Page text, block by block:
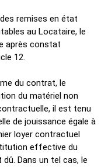
remises en état
au Locataire, le
après constat
12.
du contrat, le
du matériel non
il est tenu
de jouissance égale à
loyer contractuel
effective du
Dans un tel cas, le